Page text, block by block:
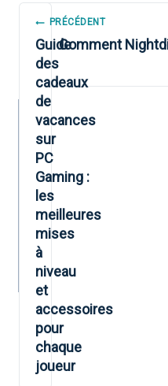
NAVIGATION
DE
L’ARTICLE
PRÉCÉDENT
Guide
des
cadeaux
de
vacances
sur
PC
Gaming :
les
meilleures
mises
à
niveau
et
accessoires
pour
chaque
joueur
Comment